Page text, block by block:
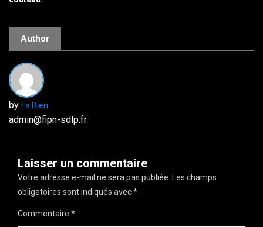
Author
by Fa Bien
admin@fipn-sdlp.fr
Laisser un commentaire
Votre adresse e-mail ne sera pas publiée. Les champs
obligatoires sont indiqués avec*
Commentaire *